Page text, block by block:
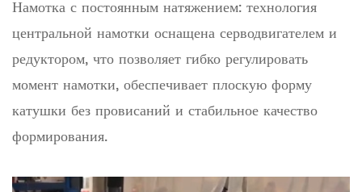
Намотка с постоянным натяжением: технология
центральной намотки оснащена серводвигателем и
редуктором, что позволяет гибко регулировать
момент намотки, обеспечивает плоскую форму
катушки без провисаний и стабильное качество
формирования.